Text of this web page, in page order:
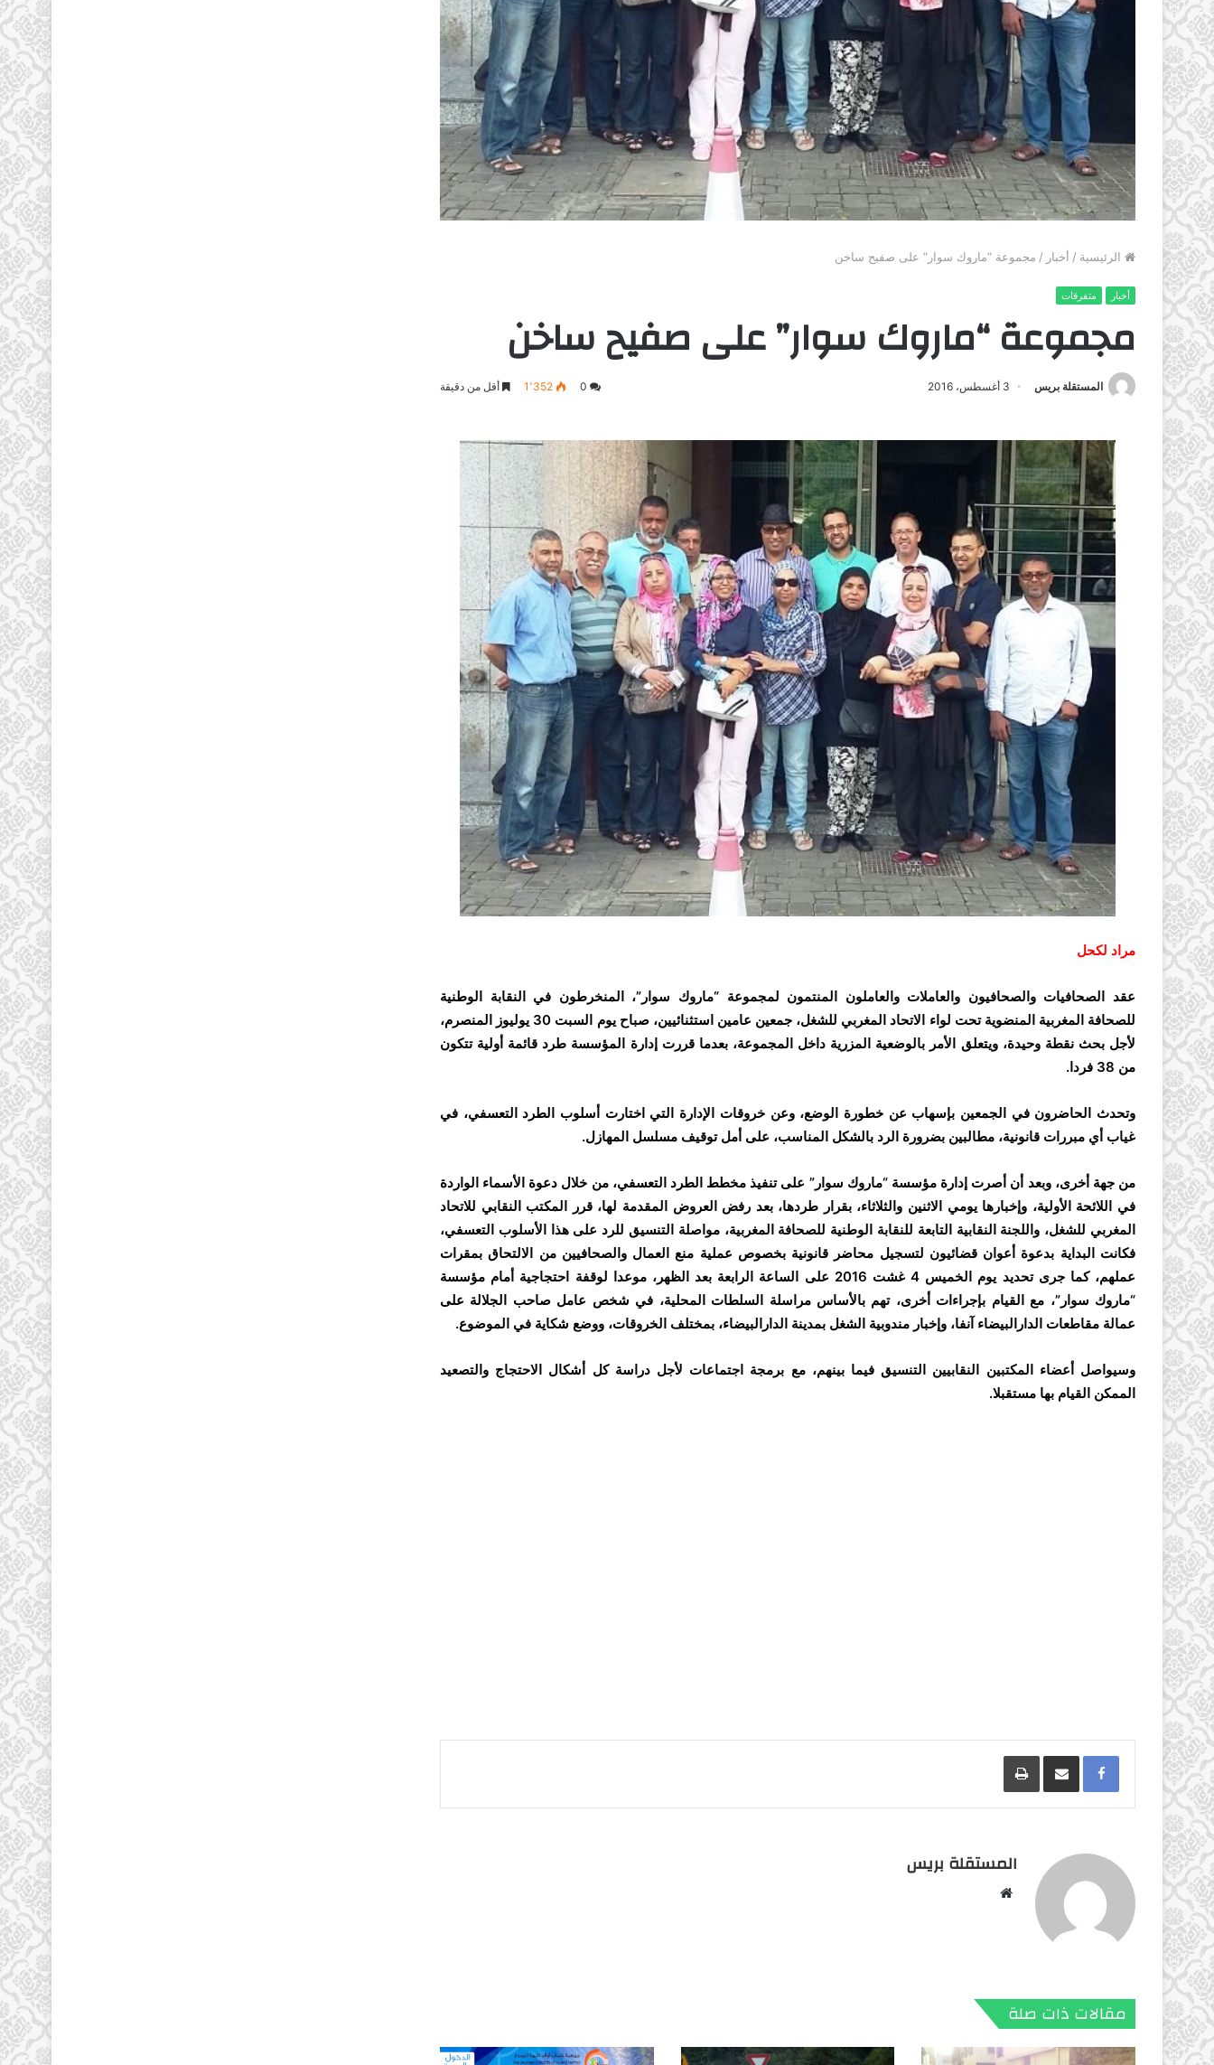
الرئيسية / أخبار / مجموعة “ماروك سوار” على صفيح ساخن
أخبار متفرقات
مجموعة “ماروك سوار” على صفيح ساخن
المستقلة بريس 3 أغسطس، 2016 0 1٬352 أقل من دقيقة
مراد لكحل
عقد الصحافيات والصحافيون والعاملات والعاملون المنتمون لمجموعة “ماروك سوار”، المنخرطون في النقابة الوطنية
للصحافة المغربية المنضوية تحت لواء الاتحاد المغربي للشغل، جمعين عامين استثنائيين، صباح يوم السبت 30 يوليوز المنصرم،
لأجل بحث نقطة وحيدة، ويتعلق الأمر بالوضعية المزرية داخل المجموعة، بعدما قررت إدارة المؤسسة طرد قائمة أولية تتكون
من 38 فردا.
وتحدث الحاضرون في الجمعين بإسهاب عن خطورة الوضع، وعن خروقات الإدارة التي اختارت أسلوب الطرد التعسفي، في
غياب أي مبررات قانونية، مطالبين بضرورة الرد بالشكل المناسب، على أمل توقيف مسلسل المهازل.
من جهة أخرى، وبعد أن أصرت إدارة مؤسسة “ماروك سوار” على تنفيذ مخطط الطرد التعسفي، من خلال دعوة الأسماء الواردة
في اللائحة الأولية، وإخبارها يومي الاثنين والثلاثاء، بقرار طردها، بعد رفض العروض المقدمة لها، قرر المكتب النقابي للاتحاد
المغربي للشغل، واللجنة النقابية التابعة للنقابة الوطنية للصحافة المغربية، مواصلة التنسيق للرد على هذا الأسلوب التعسفي،
فكانت البداية بدعوة أعوان قضائيون لتسجيل محاضر قانونية بخصوص عملية منع العمال والصحافيين من الالتحاق بمقرات
عملهم، كما جرى تحديد يوم الخميس 4 غشت 2016 على الساعة الرابعة بعد الظهر، موعدا لوقفة احتجاجية أمام مؤسسة
“ماروك سوار”، مع القيام بإجراءات أخرى، تهم بالأساس مراسلة السلطات المحلية، في شخص عامل صاحب الجلالة على
عمالة مقاطعات الدارالبيضاء آنفا، وإخبار مندوبية الشغل بمدينة الدارالبيضاء، بمختلف الخروقات، ووضع شكاية في الموضوع.
وسيواصل أعضاء المكتبين النقابيين التنسيق فيما بينهم، مع برمجة اجتماعات لأجل دراسة كل أشكال الاحتجاج والتصعيد
الممكن القيام بها مستقبلا.
Facebookمشاركة عبر البريد طباعة
المستقلة بريس
مقالات ذات صلة